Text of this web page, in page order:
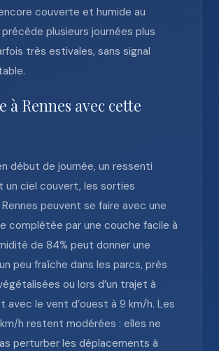
couverte et humide au
plusieurs journées plus
très estivales, sans signal
à Rennes avec cette
début de journée, un ressenti
un ciel couvert, les sorties
peuvent se faire avec une
complétée par une couche facile à
de 84% peut donner une
peu fraîche dans les parcs, près
ou lors d’un trajet à
avec le vent d’ouest à 9 km/h. Les
h restent modérées : elles ne
perturber les déplacements à